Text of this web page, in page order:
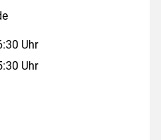
Uhr
Uhr